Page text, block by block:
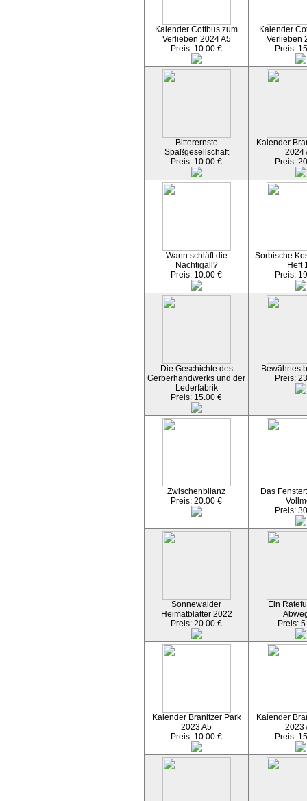
Kalender Cottbus zum
Verlieben 2024 A5
Preis: 10.00 €
Kalender
Verlieben
Preis:
Bitterernste
Spaßgesellschaft
Preis: 10.00 €
Kalender
2024
Preis:
Wann schläft die
Nachtigall?
Preis: 10.00 €
Sorbische
Heft
Preis:
Die Geschichte des
Gerberhandwerks und der
Lederfabrik
Preis: 15.00 €
Bewährtes
Preis:
Zwischenbilanz
Preis: 20.00 €
Das
Preis:
Sonnewalder
Heimatblätter 2022
Preis: 20.00 €
Ein
Preis:
Kalender Branitzer Park
2023 A5
Preis: 10.00 €
Kalender
2023
Preis: